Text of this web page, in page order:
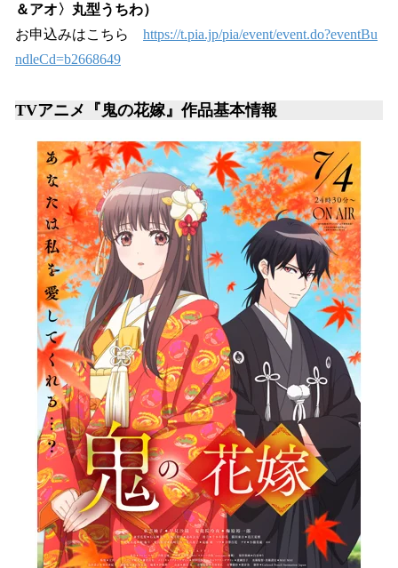
＆アオ〉丸型うちわ）
お申込みはこちら https://t.pia.jp/pia/event/event.do?eventBu
ndleCd=b2668649
TVアニメ『鬼の花嫁』作品基本情報